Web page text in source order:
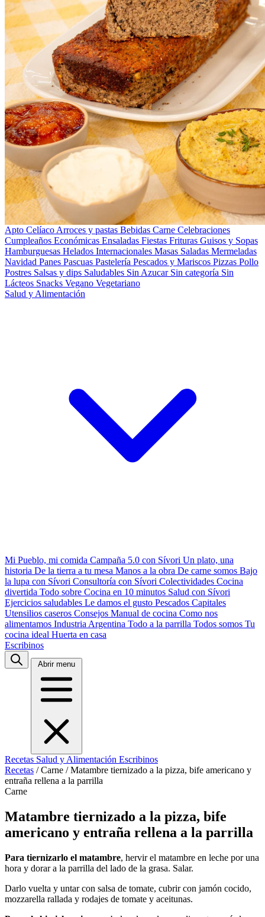
Apto Celíaco Arroces y pastas Bebidas Carne Celebraciones
Cumpleaños Económicas Ensaladas Fiestas Frituras Guisos y Sopas
Hamburguesas Helados Internacionales Masas Saladas Mermeladas
Navidad Panes Pascuas Pastelería Pescados y Mariscos Pizzas Pollo
Postres Salsas y dips Saludables Sin Azucar Sin categoría Sin
Lácteos Snacks Vegano Vegetariano
Salud y Alimentación
Mi Pueblo, mi comida Campaña 5.0 con Sívori Un plato, una
historia De la tierra a tu mesa Manos a la obra De carne somos Bajo
la lupa con Sívori Consultoría con Sívori Colectividades Cocina
divertida Todo sobre Cocina en 10 minutos Salud con Sívori
Ejercicios saludables Le damos el gusto Pescados Capitales
Utensilios caseros Consejos Manual de cocina Como nos
alimentamos Industria Argentina Todo a la parrilla Todos somos Tu
cocina ideal Huerta en casa
Escribinos
Abrir menu
Recetas Salud y Alimentación Escribinos
Recetas / Carne / Matambre tiernizado a la pizza, bife americano y
entraña rellena a la parrilla
Carne
Matambre tiernizado a la pizza, bife
americano y entraña rellena a la parrilla
Para tiernizarlo el matambre, hervir el matambre en leche por una
hora y dorar a la parrilla del lado de la grasa. Salar.
Darlo vuelta y untar con salsa de tomate, cubrir con jamón cocido,
mozzarella rallada y rodajes de tomate y aceitunas.